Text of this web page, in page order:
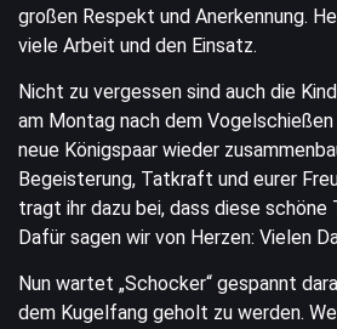
großen Respekt und Anerkennung.
viele Arbeit und den Einsatz.
Nicht zu vergessen sind auch die
am Montag nach dem
neue Königspaar wieder
Begeisterung, Tatkraft und eurer
tragt ihr dazu bei, dass diese
Dafür sagen wir von Herzen: Vielen
Nun wartet „Schocker“ gespannt
dem Kugelfang geholt zu werden.